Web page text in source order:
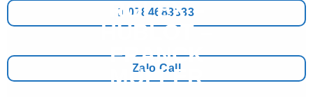
0784683333
Zalo Call